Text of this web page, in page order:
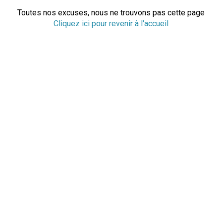
Toutes nos excuses, nous ne trouvons pas cette page
Cliquez ici pour revenir à l'accueil